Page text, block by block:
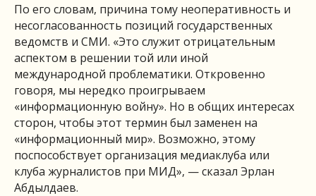
По его словам, причина тому неоперативность и
несогласованность позиций государственных
ведомств и СМИ. «Это служит отрицательным
аспектом в решении той или иной
международной проблематики. Откровенно
говоря, мы нередко проигрываем
«информационную войну». Но в общих интересах
сторон, чтобы этот термин был заменен на
«информационный мир». Возможно, этому
поспособствует организация медиаклуба или
клуба журналистов при МИД», — сказал Эрлан
Абдылдаев.